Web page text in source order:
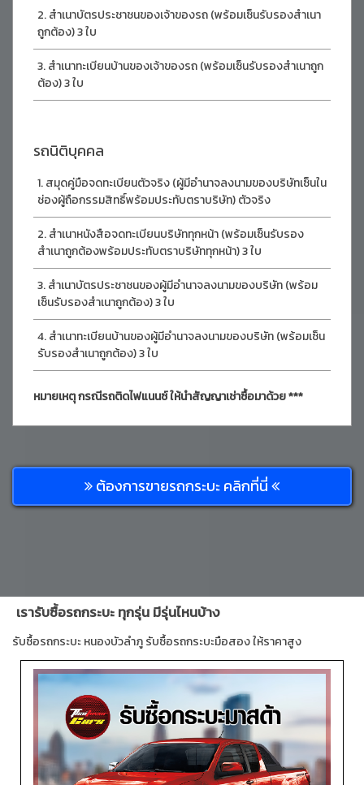
สำเนาบัตรประชาชนของเจ้าของรถ (พร้อมเซ็นรับรองสำเนา
ถูกต้อง) 3 ใบ
สำเนาทะเบียนบ้านของเจ้าของรถ (พร้อมเซ็นรับรองสำเนาถูก
ต้อง) 3 ใบ
รถนิติบุคคล
สมุดคู่มือจดทะเบียนตัวจริง (ผู้มีอำนาจลงนามของบริษัทเซ็นใน
ช่องผู้ถือกรรมสิทธิ์พร้อมประทับตราบริษัท) ตัวจริง
สำเนาหนังสือจดทะเบียนบริษัททุกหน้า (พร้อมเซ็นรับรอง
สำเนาถูกต้องพร้อมประทับตราบริษัททุกหน้า) 3 ใบ
สำเนาบัตรประชาชนของผู้มีอำนาจลงนามของบริษัท (พร้อม
เซ็นรับรองสำเนาถูกต้อง) 3 ใบ
สำเนาทะเบียนบ้านของผู้มีอำนาจลงนามของบริษัท (พร้อมเซ็น
รับรองสำเนาถูกต้อง) 3 ใบ
หมายเหตุ กรณีรถติดไฟแนนซ์ ให้นำสัญญาเช่าซื้อมาด้วย ***
ต้องการขายรถกระบะ คลิกที่นี่
เรารับซื้อรถกระบะ ทุกรุ่น มีรุ่นไหนบ้าง
รับซื้อรถกระบะ หนองบัวลำภู รับซื้อรถกระบะมือสอง ให้ราคาสูง